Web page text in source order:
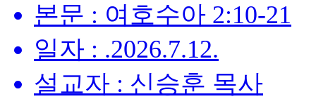
본문 : 여호수아 2:10-21
일자 : .2026.7.12.
설교자 : 신승훈 목사